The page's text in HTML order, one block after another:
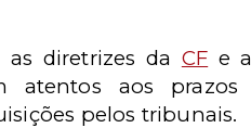
diretrizes da CF e
atentos aos
pelos tribunais.